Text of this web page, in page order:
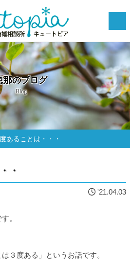
那のブログ
Blog
あることは・・・
・
'21.04.03
。
３度ある」というお話です。